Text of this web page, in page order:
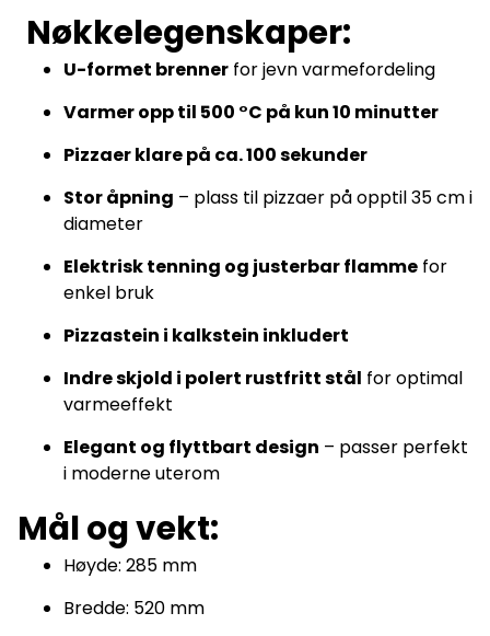
Nøkkelegenskaper:
U-formet brenner for jevn varmefordeling
Varmer opp til 500 °C på kun 10 minutter
Pizzaer klare på ca. 100 sekunder
Stor åpning – plass til pizzaer på opptil 35 cm i
diameter
Elektrisk tenning og justerbar flamme for
enkel bruk
Pizzastein i kalkstein inkludert
Indre skjold i polert rustfritt stål for optimal
varmeeffekt
Elegant og flyttbart design – passer perfekt
i moderne uterom
Mål og vekt:
Høyde: 285 mm
Bredde: 520 mm